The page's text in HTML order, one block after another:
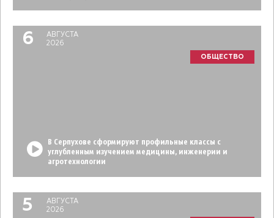
6
АВГУСТА
2026
ОБЩЕСТВО
В Серпухове сформируют профильные классы с
углубленным изучением медицины, инженерии и
агротехнологии
5
АВГУСТА
2026